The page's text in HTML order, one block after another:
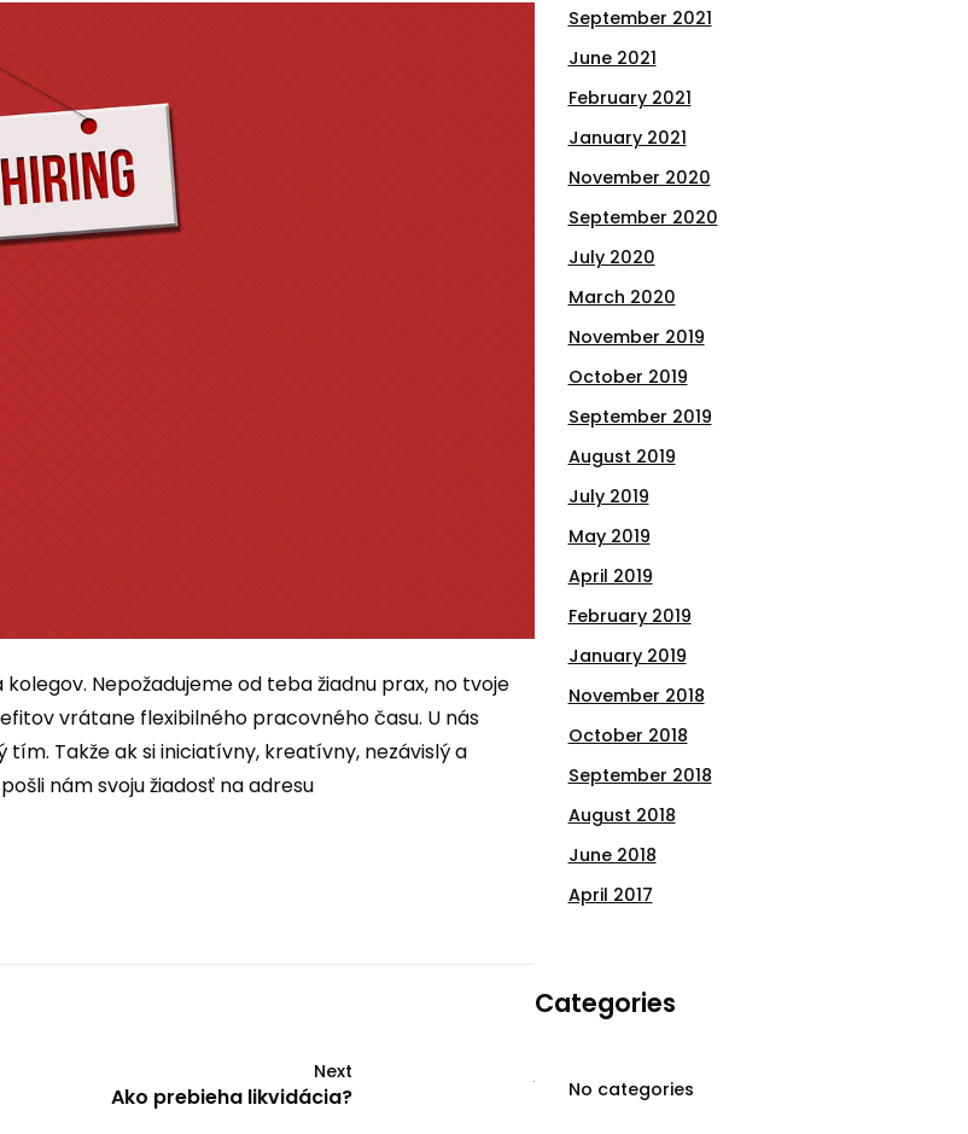
Nepožadujeme od teba žiadnu prax, no tvoje
vrátane flexibilného pracovného času. U nás
Takže ak si iniciatívny, kreatívny, nezávislý a
nám svoju žiadosť na adresu
Next
Ako prebieha likvidácia?
September 2021
June 2021
February 2021
January 2021
November 2020
September 2020
July 2020
March 2020
November 2019
October 2019
September 2019
August 2019
July 2019
May 2019
April 2019
February 2019
January 2019
November 2018
October 2018
September 2018
August 2018
June 2018
April 2017
Categories
No categories